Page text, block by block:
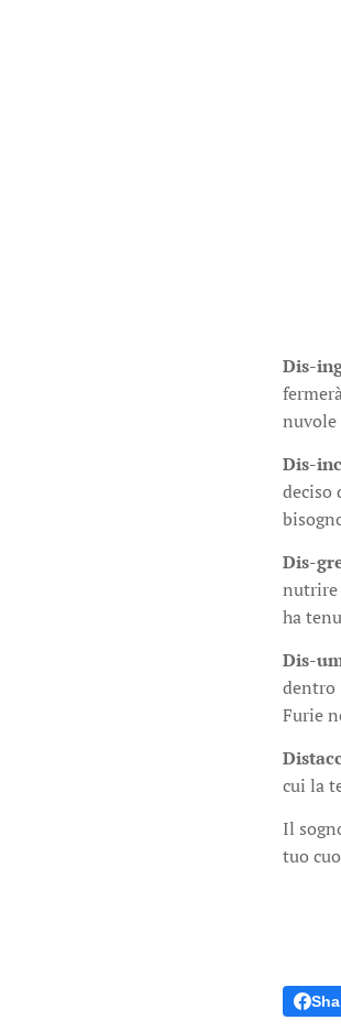
Dis-
nuvole
Dis-
deciso
Dis-
nutrire
ha
Dis-
dentro
Furie
cui la
Il
tuo